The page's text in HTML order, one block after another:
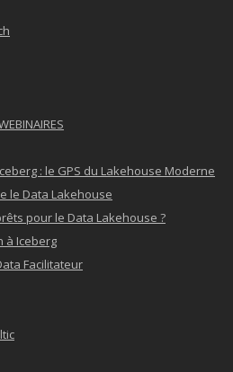
: le GPS du Lakehouse Moderne
le Data Lakehouse
pour le Data Lakehouse ?
à Iceberg
Facilitateur